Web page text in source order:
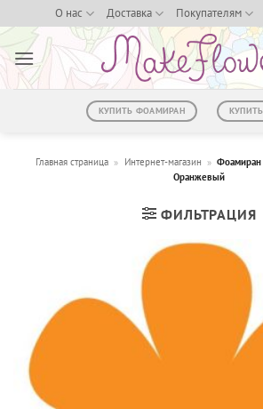
to
content
О нас Доставка Покупателям
КУПИТЬ ФОАМИРАН
Главная страница » Интернет-магазин » Фоамиран
Оранжевый
ФИЛЬТРАЦИЯ